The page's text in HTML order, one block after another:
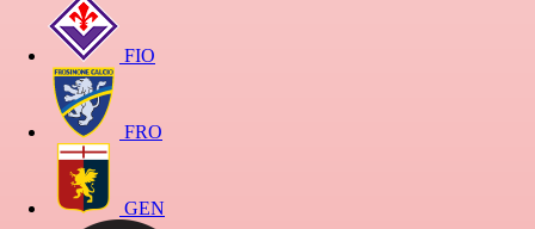
FIO
FRO
GEN